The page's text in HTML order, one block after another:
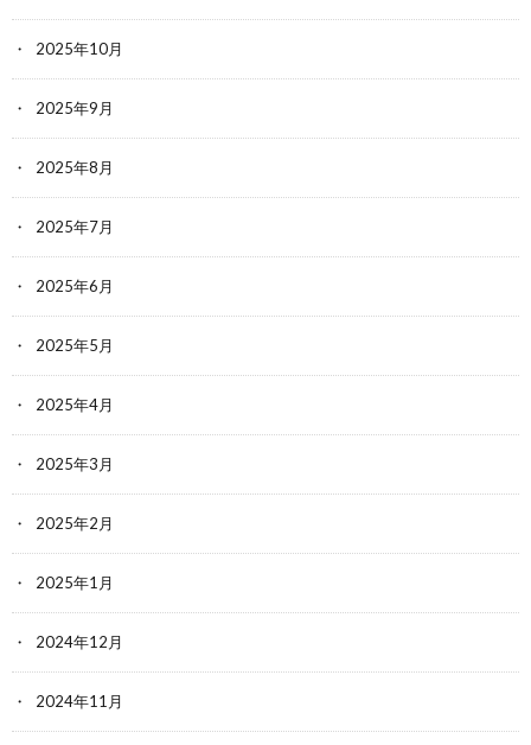
2025年10月
2025年9月
2025年8月
2025年7月
2025年6月
2025年5月
2025年4月
2025年3月
2025年2月
2025年1月
2024年12月
2024年11月